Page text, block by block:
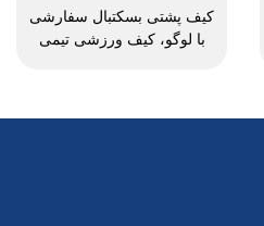
کیف پشتی بسکتبال سفارشی
با لوگو، کیف ورزشی تیمی